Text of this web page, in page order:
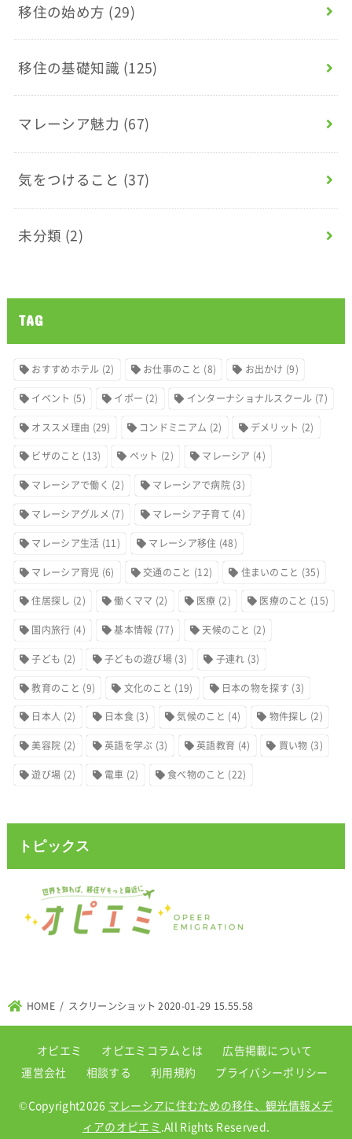
移住の始め方 (29)
移住の基礎知識 (125)
マレーシア魅力 (67)
気をつけること (37)
未分類 (2)
TAG
おすすめホテル (2) お仕事のこと (8) お出かけ (9)
イベント (5) イポー (2) インターナショナルスクール (7)
オススメ理由 (29) コンドミニアム (2) デメリット (2)
ビザのこと (13) ペット (2) マレーシア (4)
マレーシアで働く (2) マレーシアで病院(3)
マレーシアグルメ (7) マレーシア子育て (4)
マレーシア生活 (11) マレーシア移住 (48)
マレーシア育児 (6) 交通のこと (12) 住まいのこと (35)
住居探し (2) 働くママ (2) 医療 (2) 医療のこと (15)
国内旅行 (4) 基本情報 (77) 天候のこと (2)
子ども (2) 子どもの遊び場 (3) 子連れ (3)
教育のこと (9) 文化のこと (19) 日本の物を探す (3)
日本人 (2) 日本食(3) 気候のこと (4) 物件探し (2)
美容院 (2) 英語を学ぶ (3) 英語教育 (4) 買い物 (3)
遊び場 (2) 電車 (2) 食べ物のこと (22)
トピックス
HOME スクリーンショット 2020-01-29 15.55.58
オピエミ オピエミコラムとは
広告掲載について
運営会社
相談する 利用規約 プライバシーポリシー
©Copyright2026 マレーシアに住むための移住、観光情報メデ
ィアのオピエミ .All Rights Reserved.